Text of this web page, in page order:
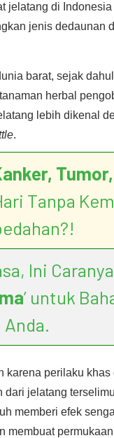
jelatang di
jenis dedaunan
barat, sejak
herbal
lebih dikenal
.
Tanpa
Ini Caranya
’ untuk
Anda.
karena perilaku khas
dari jelatang
memberi efek
membuat